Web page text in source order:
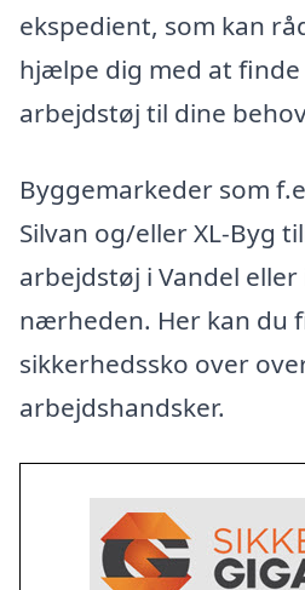
ekspedient, som kan
hjælpe dig med at
arbejdstøj til dine
Byggemarkeder som
Silvan og/eller XL-Byg
arbejdstøj i Vandel
nærheden. Her kan du
sikkerhedssko over
arbejdshandsker.